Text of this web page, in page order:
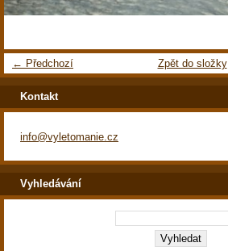
← Předchozí Zpět do složky
Kontakt
info@vyletomanie.cz
Vyhledávání